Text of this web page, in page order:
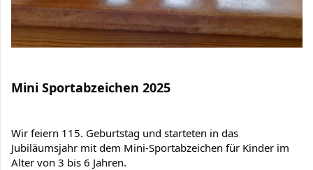
Mini Sportabzeichen 2025
Wir feiern 115. Geburtstag und starteten in das
Jubiläumsjahr mit dem Mini-Sportabzeichen für Kinder im
Alter von 3 bis 6 Jahren.